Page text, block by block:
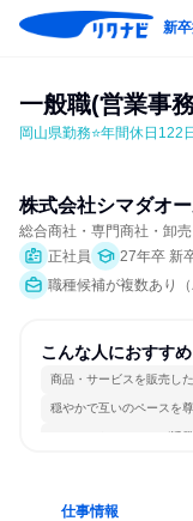
新
一般職(営業事
岡山県勤務⭐年間休日122
株式会社シマダオ
総合商社・専門商社・卸売
正社員
27年卒 新
職種候補が複数あり
こんな人におすすめ
商品・サービスを販売し
穏やかで互いのペースを
コミュニケーションが活発
仕事情報